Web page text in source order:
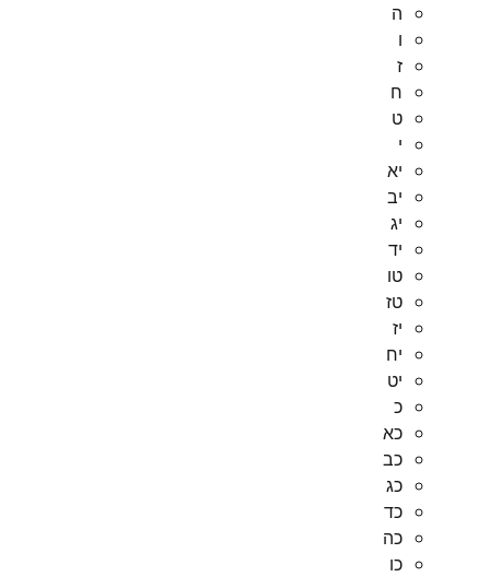
ה
ו
ז
ח
ט
י
יא
יב
יג
יד
טו
טז
יז
יח
יט
כ
כא
כב
כג
כד
כה
כו